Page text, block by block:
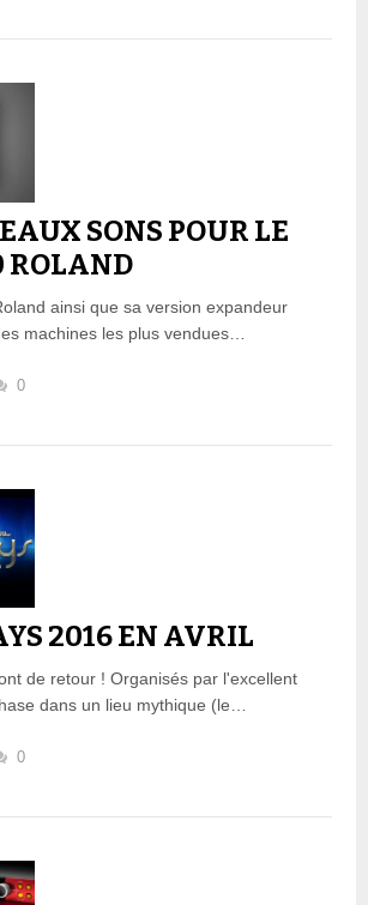
SONS POUR LE
ROLAND
ainsi que sa version expandeur
machines les plus vendues…
0
2016 EN AVRIL
de retour ! Organisés par l'excellent
dans un lieu mythique (le…
0